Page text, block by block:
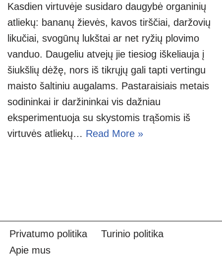
Kasdien virtuvėje susidaro daugybė organinių
atliekų: bananų žievės, kavos tirščiai, daržovių
likučiai, svogūnų lukštai ar net ryžių plovimo
vanduo. Daugeliu atvejų jie tiesiog iškeliauja į
šiukšlių dėžę, nors iš tikrųjų gali tapti vertingu
maisto šaltiniu augalams. Pastaraisiais metais
sodininkai ir daržininkai vis dažniau
eksperimentuoja su skystomis trąšomis iš
virtuvės atliekų… Read More »
Privatumo politika
Turinio politika
Apie mus